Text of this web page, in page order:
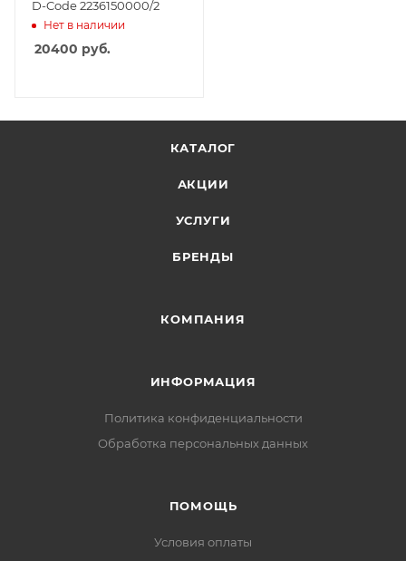
D-Code 2236150000/2
Нет в наличии
20400 руб.
КАТАЛОГ
АКЦИИ
УСЛУГИ
БРЕНДЫ
КОМПАНИЯ
ИНФОРМАЦИЯ
Политика конфиденциальности
Обработка персональных данных
ПОМОЩЬ
Условия оплаты